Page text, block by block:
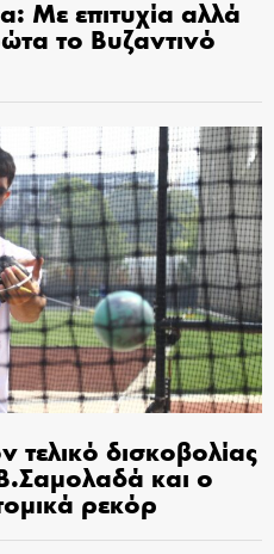
Με επιτυχία αλλά
το Βυζαντινό
δισκοβολίας
και ο
ρεκόρ